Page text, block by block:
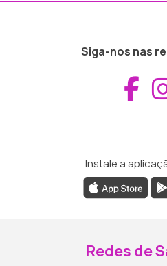
Siga-nos nas
Instale a
Redes de